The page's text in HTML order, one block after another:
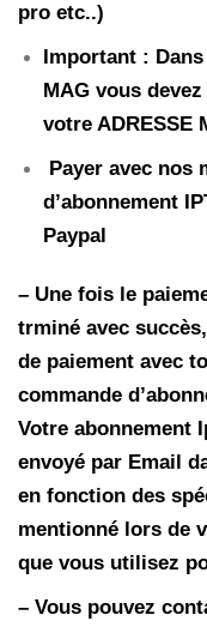
pro etc..)
Important :
MAG vous
votre
Payer avec nos
d’abonnement
Paypal
– Une fois le
trminé avec
de paiement avec
commande
Votre abonnement
envoyé par Email
en fonction des
mentionné lors de
que vous utilisez
– Vous pouvez